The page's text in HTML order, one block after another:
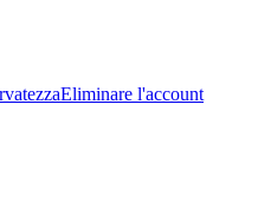
Eliminare l'account